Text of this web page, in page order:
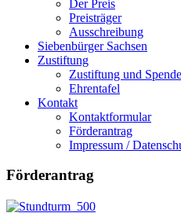
Der Preis
Preisträger
Ausschreibung
Siebenbürger Sachsen
Zustiftung
Zustiftung und
Ehrentafel
Kontakt
Kontaktformular
Förderantrag
Impressum /
Förderantrag